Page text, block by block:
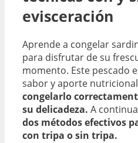
evisceración
Aprende a congelar
para disfrutar de su
momento. Este pescado
sabor y aporte
congelarlo
su delicadeza. A
dos métodos efectivos
con tripa o sin tripa.